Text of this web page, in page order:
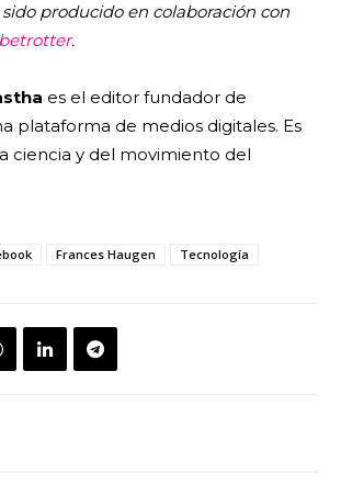
producido en colaboración con
.
es el editor fundador de
plataforma de medios digitales. Es
ciencia y del movimiento del
Frances Haugen Tecnología